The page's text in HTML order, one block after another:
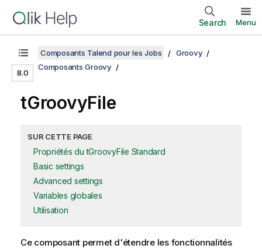
Search Menu
8.0
Composants Talend pour les Jobs
Groovy
Composants Groovy
tGroovyFile
SUR CETTE PAGE
Propriétés du tGroovyFile Standard
Basic settings
Advanced settings
Variables globales
Utilisation
Ce composant permet d'étendre les fonctionnalités